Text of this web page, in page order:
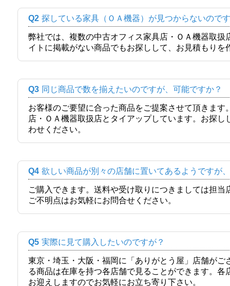
Q2 探している家具（ＯＡ機器）が見つからないので
弊社では、複数の中古オフィス家具店・ＯＡ機器取
イトに掲載がない商品でもお探しして、お見積もりを
Q3 同じ商品で数を揃えたいのですが、可能ですか？
お客様のご要望に合った商品をご提案させて頂きま
店・ＯＡ機器取扱店とタイアップしています。お探
わせください。
Q4 欲しい商品が別々の店舗に置いてあるようですが
ご購入できます。送料や受け取りにつきましては担
ご不明点はお気軽にお問合せください。
Q5 実際に見て購入したいのですが？
東京・埼玉・大阪・福岡に「ありがとう屋」店舗が
る商品は在庫を持つ各店舗で見ることができます。
お迎えしますのでお気軽にお立ち寄り下さい。